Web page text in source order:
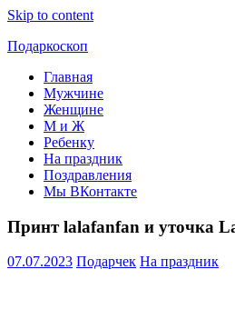
Skip to content
Подаркоскоп
Поможем
выбрать
подарить
Главная
Мужчине
Женщине
М и Ж
Ребенку
На праздник
Поздравления
Мы ВКонтакте
Принт lalafanfan и уточка
07.07.2023 Подарчек На праздник